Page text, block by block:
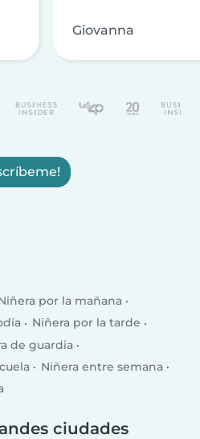
Giovanna
por la mañana
Niñera por la tarde
de guardia
Niñera entre semana
ciudades